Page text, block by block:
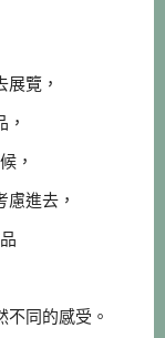
覽，
，
進去，
同的感受。